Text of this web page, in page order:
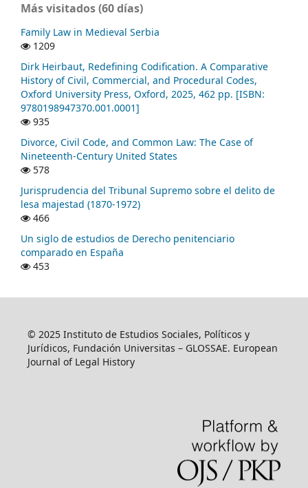
Más visitados (60 días)
Family Law in Medieval Serbia
1209
Dirk Heirbaut, Redefining Codification. A Comparative
History of Civil, Commercial, and Procedural Codes,
Oxford University Press, Oxford, 2025, 462 pp. [ISBN:
9780198947370.001.0001]
935
Divorce, Civil Code, and Common Law: The Case of
Nineteenth-Century United States
578
Jurisprudencia del Tribunal Supremo sobre el delito de
lesa majestad (1870-1972)
466
Un siglo de estudios de Derecho penitenciario
comparado en España
453
© 2025 Instituto de Estudios Sociales, Políticos y
Jurídicos, Fundación Universitas – GLOSSAE. European
Journal of Legal History